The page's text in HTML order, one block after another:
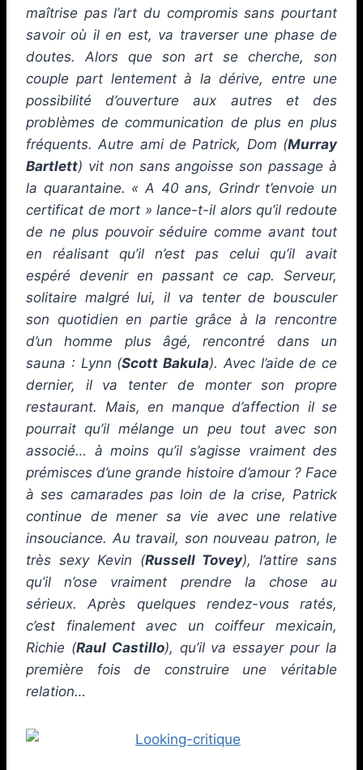
maîtrise pas l’art du compromis sans pourtant
savoir où il en est, va traverser une phase de
doutes. Alors que son art se cherche, son
couple part lentement à la dérive, entre une
possibilité d’ouverture aux autres et des
problèmes de communication de plus en plus
fréquents. Autre ami de Patrick, Dom (Murray
Bartlett) vit non sans angoisse son passage à
la quarantaine. « A 40 ans, Grindr t’envoie un
certificat de mort » lance-t-il alors qu’il redoute
de ne plus pouvoir séduire comme avant tout
en réalisant qu’il n’est pas celui qu’il avait
espéré devenir en passant ce cap. Serveur,
solitaire malgré lui, il va tenter de bousculer
son quotidien en partie grâce à la rencontre
d’un homme plus âgé, rencontré dans un
sauna : Lynn (Scott Bakula). Avec l’aide de ce
dernier, il va tenter de monter son propre
restaurant. Mais, en manque d’affection il se
pourrait qu’il mélange un peu tout avec son
associé… à moins qu’il s’agisse vraiment des
prémisces d’une grande histoire d’amour ? Face
à ses camarades pas loin de la crise, Patrick
continue de mener sa vie avec une relative
insouciance. Au travail, son nouveau patron, le
très sexy Kevin (Russell Tovey), l’attire sans
qu’il n’ose vraiment prendre la chose au
sérieux. Après quelques rendez-vous ratés,
c’est finalement avec un coiffeur mexicain,
Richie (Raul Castillo), qu’il va essayer pour la
première fois de construire une véritable
relation…